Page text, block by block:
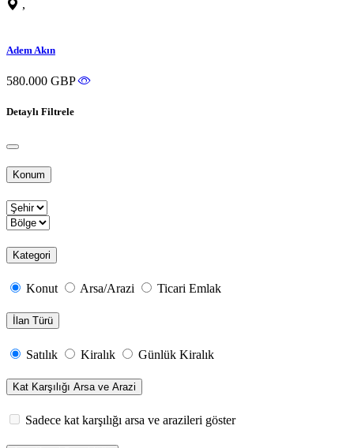
,
Adem Akın
580.000 GBP
Detaylı Filtrele
Konum
Kategori
Konut Arsa/Arazi Ticari Emlak
İlan Türü
Satılık Kiralık Günlük Kiralık
Kat Karşılığı Arsa ve Arazi
Sadece kat karşılığı arsa ve arazileri göster